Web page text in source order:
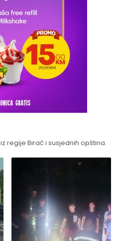
regije Birač i susjednih opština.